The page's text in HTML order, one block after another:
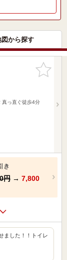
図から探す
お気に入
りに追加
真っ直ぐ徒歩4分
き
円 → 7,800
ました！！トイレ